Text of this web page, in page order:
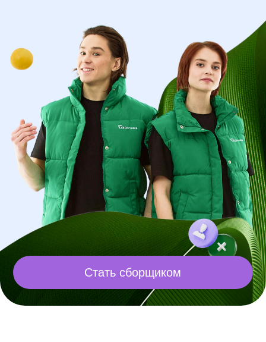
Стать сборщиком
Вакансия дня